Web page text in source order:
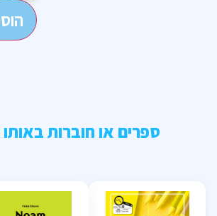
ספרים או חוברות